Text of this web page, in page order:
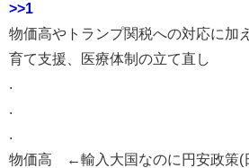
>>1
物価高やトランプ関税への対応に加
育て支援、医療体制の立て直し
.
.
.
物価高 ←輸入大国なのに円安政策(